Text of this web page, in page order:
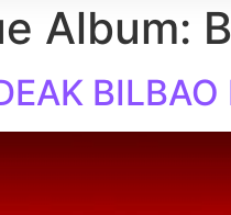
Album: